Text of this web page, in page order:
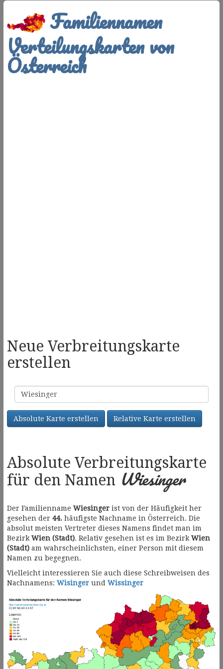
Familiennamen
Verteilungskarten von
Österreich
Neue Verbreitungskarte
erstellen
Familienname
Absolute Karte erstellen Relative Karte erstellen
Absolute Verbreitungskarte
für den Namen Wiesinger
Der Familienname Wiesinger ist von der Häufigkeit her
gesehen der 44. häufigste Nachname in Österreich. Die
absolut meisten Vertreter dieses Namens findet man im
Bezirk Wien (Stadt). Relativ gesehen ist es im Bezirk Wien
(Stadt) am wahrscheinlichsten, einer Person mit diesem
Namen zu begegnen.
Vielleicht interessieren Sie auch diese Schreibweisen des
Nachnamens: Wisinger und Wissinger